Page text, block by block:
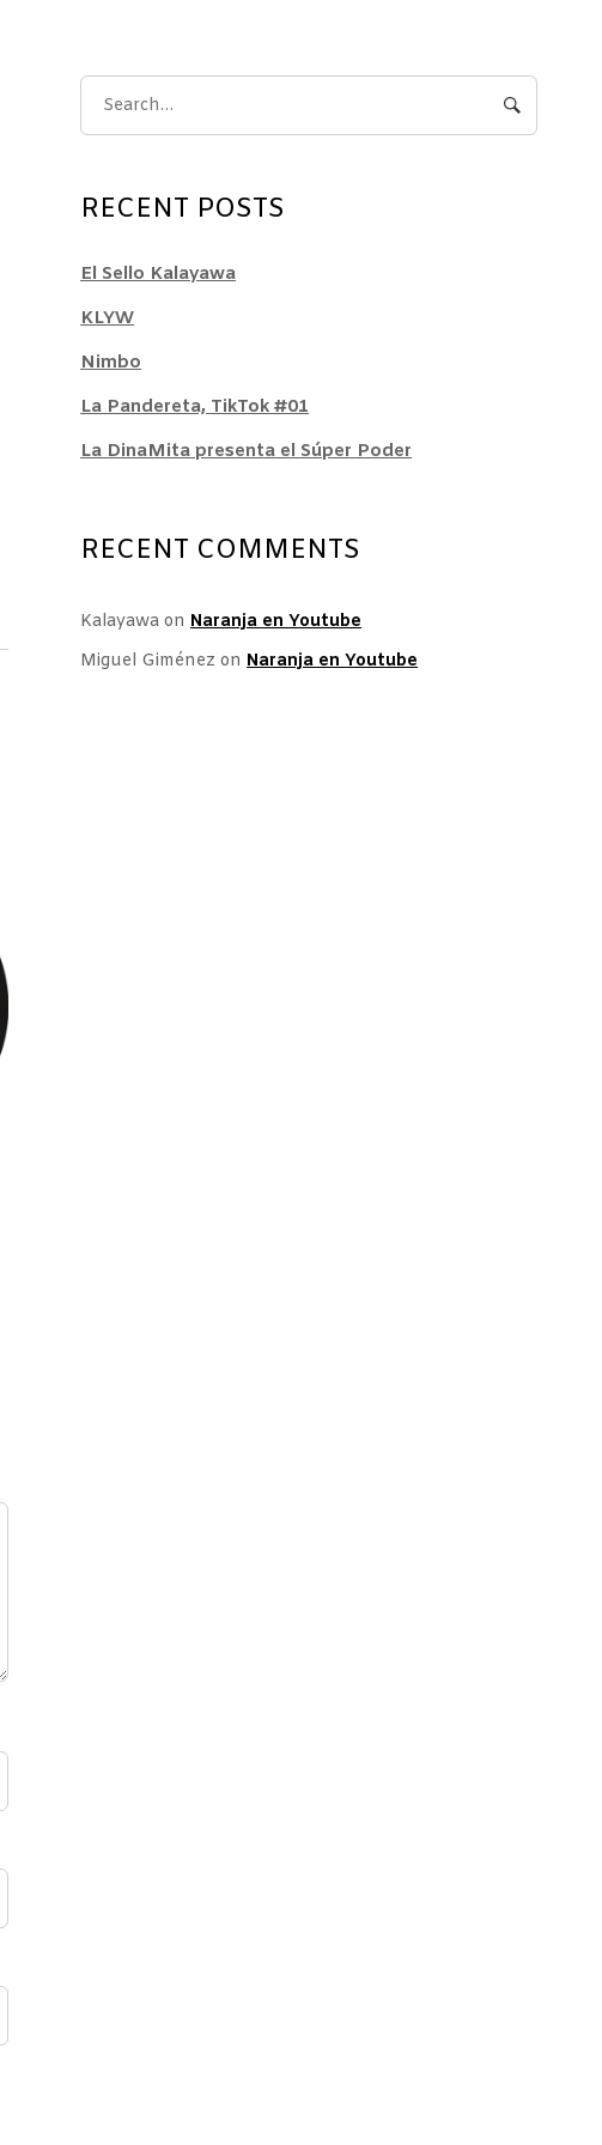
RECENT POSTS
El Sello Kalayawa
KLYW
Nimbo
La Pandereta, TikTok #01
La DinaMita presenta el Súper Poder
RECENT COMMENTS
Kalayawa onNaranja en Youtube
Miguel Giménez onNaranja en Youtube